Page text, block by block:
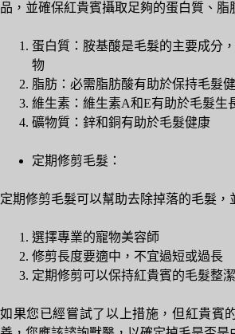
品，並確保紅貴賓攝取足夠的蛋白質、脂
蛋白質：胺基酸是毛髮的主要成分
物
脂肪：必需脂肪酸有助於保持毛髮
維生素：維生素A和E有助於毛髮生
礦物質：鋅和銅有助於毛髮健康
定期修剪毛髮：
定期修剪毛髮可以幫助去除掉落的毛髮，
選擇專業的寵物美容師
修剪長度要適中，不宜過短或過長
定期修剪可以保持紅貴賓的毛髮整
如果您已經嘗試了以上措施，但紅貴賓